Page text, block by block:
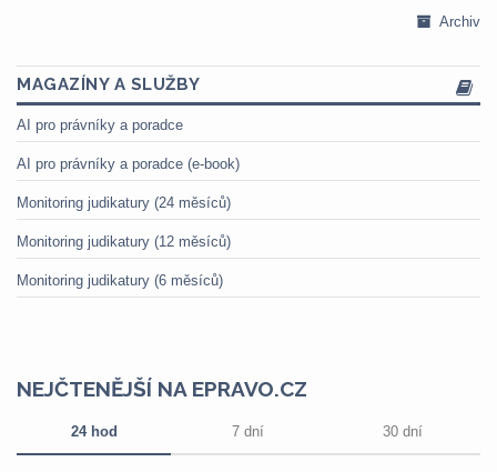
Archiv
MAGAZÍNY A SLUŽBY
AI pro právníky a poradce
AI pro právníky a poradce (e-book)
Monitoring judikatury (24 měsíců)
Monitoring judikatury (12 měsíců)
Monitoring judikatury (6 měsíců)
NEJČTENĚJŠÍ NA EPRAVO.CZ
24 hod 7 dní 30 dní